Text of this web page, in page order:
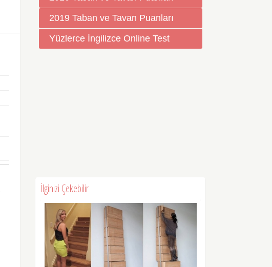
2019 Taban ve Tavan Puanları
Yüzlerce İngilizce Online Test
İlginizi Çekebilir